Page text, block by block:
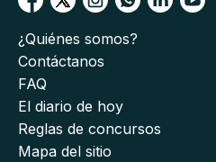
¿Quiénes somos?
Contáctanos
FAQ
El diario de hoy
Reglas de concursos
Mapa del sitio